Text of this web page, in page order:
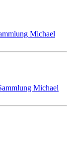
Michael
Michael